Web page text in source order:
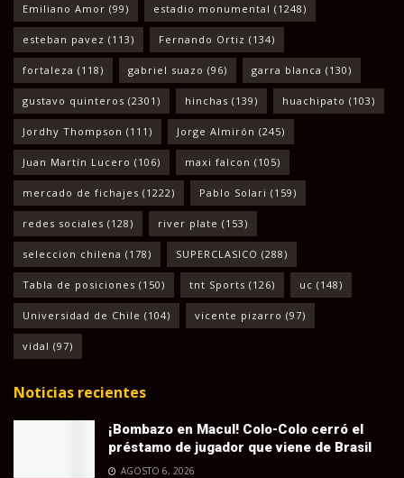
Emiliano Amor (99) estadio monumental (1248)
esteban pavez (113) Fernando Ortiz (134)
fortaleza (118) gabriel suazo (96) garra blanca (130)
gustavo quinteros (2301) hinchas (139) huachipato (103)
Jordhy Thompson (111) Jorge Almirón (245)
Juan Martín Lucero (106) maxi falcon (105)
mercado de fichajes (1222) Pablo Solari (159)
redes sociales (128) river plate (153)
seleccion chilena (178) SUPERCLASICO (288)
Tabla de posiciones (150) tnt Sports (126) uc (148)
Universidad de Chile (104) vicente pizarro (97)
vidal (97)
Noticias recientes
¡Bombazo en Macul! Colo-Colo cerró el
préstamo de jugador que viene de Brasil
AGOSTO 6, 2026